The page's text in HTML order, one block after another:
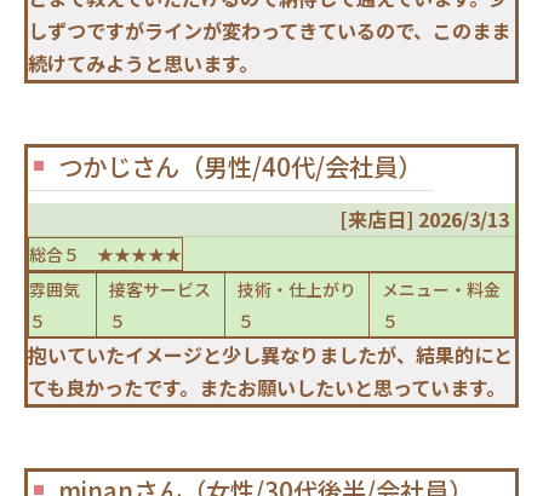
しずつですがラインが変わってきているので、このまま
続けてみようと思います。
つかじさん（男性/40代/会社員）
[来店日] 2026/3/13
総合５ ★★★★★
雰囲気
５
接客サービス
５
技術・仕上がり
５
メニュー・料金
５
抱いていたイメージと少し異なりましたが、結果的にと
ても良かったです。またお願いしたいと思っています。